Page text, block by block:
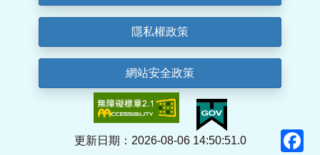
隱私權政策
網站安全政策
更新日期：2026-08-06 14:50:51.0